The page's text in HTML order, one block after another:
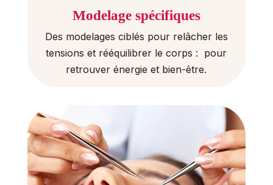
Modelage spécifiques
Des modelages ciblés pour relâcher les
tensions et rééquilibrer le corps : pour
retrouver énergie et bien-être.